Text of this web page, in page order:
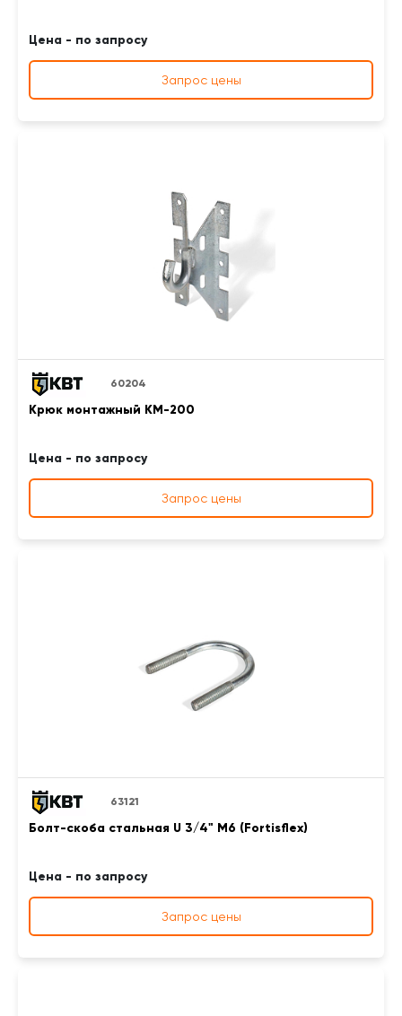
Цена - по запросу
Запрос цены
60204
Крюк монтажный КМ-200
Цена - по запросу
Запрос цены
63121
Болт-скоба стальная U 3/4" М6 (Fortisflex)
Цена - по запросу
Запрос цены